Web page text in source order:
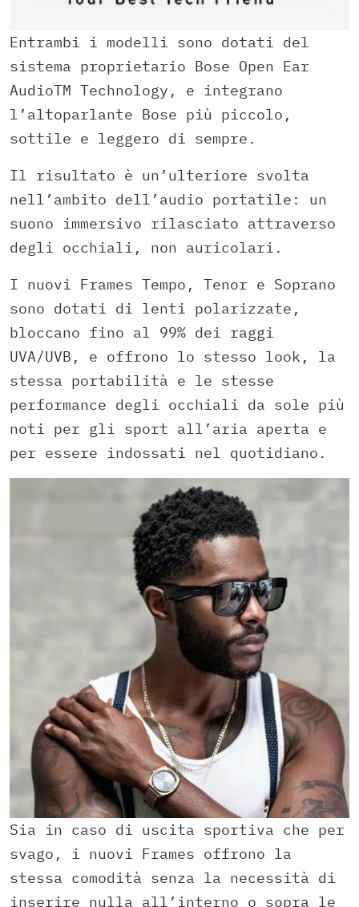
Entrambi i modelli sono dotati del
sistema proprietario Bose Open Ear
AudioTM Technology, e integrano
l’altoparlante Bose più piccolo,
sottile e leggero di sempre.
Il risultato è un’ulteriore svolta
nell’ambito dell’audio portatile: un
suono immersivo rilasciato attraverso
degli occhiali, non auricolari.
I nuovi Frames Tempo, Tenor e Soprano
sono dotati di lenti polarizzate,
bloccano fino al 99% dei raggi
UVA/UVB, e offrono lo stesso look, la
stessa portabilità e le stesse
performance degli occhiali da sole più
noti per gli sport all’aria aperta e
per essere indossati nel quotidiano.
Sia in caso di uscita sportiva che per
svago, i nuovi Frames offrono la
stessa comodità senza la necessità di
inserire nulla all’interno o sopra le